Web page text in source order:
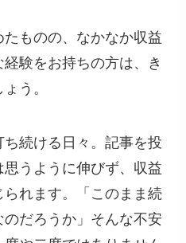
ものの、なかなか収益
験をお持ちの方は、き
う。
続ける日々。記事を投
うように伸びず、収益
れます。「このまま続
だろうか」そんな不安